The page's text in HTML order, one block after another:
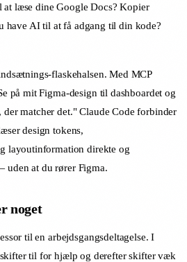
læse dine Google Docs? Kopier
have AI til at få adgang til din kode?
flaskehalsen. Med MCP
på mit Figma-design til dashboardet og
der matcher det." Claude Code forbinder
design tokens,
layoutinformation direkte og
uden at du rører Figma.
noget
til en arbejdsgangsdeltagelse. I
til for hjælp og derefter skifter væk